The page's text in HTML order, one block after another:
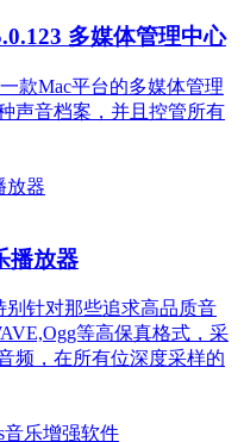
多媒体管理中心
款Mac平台的多媒体管理
声音档案，并且控管所有
播放器
别针对那些追求高品质音
等高保真格式，采
频，在所有位深度采样的